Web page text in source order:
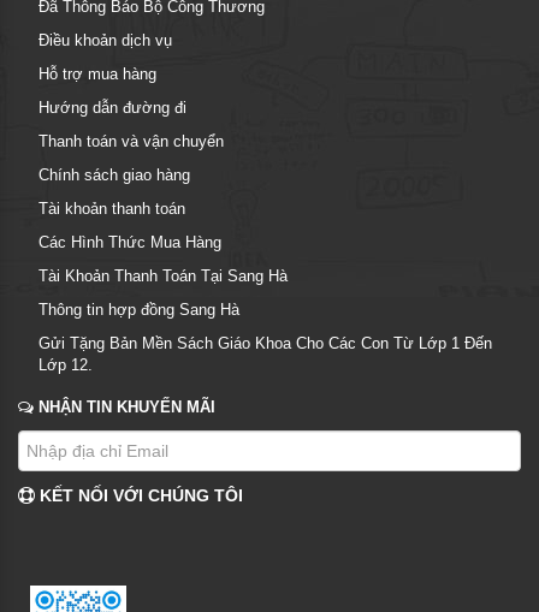
Đã Thông Báo Bộ Công Thương
Điều khoản dịch vụ
Hỗ trợ mua hàng
Hướng dẫn đường đi
Thanh toán và vận chuyển
Chính sách giao hàng
Tài khoản thanh toán
Các Hình Thức Mua Hàng
Tài Khoản Thanh Toán Tại Sang Hà
Thông tin hợp đồng Sang Hà
Gửi Tặng Bản Mền Sách Giáo Khoa Cho Các Con Từ Lớp 1 Đến
Lớp 12.
NHẬN TIN KHUYẾN MÃI
KẾT NỐI VỚI CHÚNG TÔI